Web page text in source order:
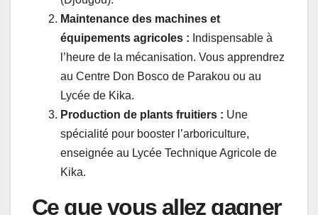
Maintenance des machines et
équipements agricoles : Indispensable à
l’heure de la mécanisation. Vous apprendrez
au Centre Don Bosco de Parakou ou au
Lycée de Kika.
Production de plants fruitiers : Une
spécialité pour booster l’arboriculture,
enseignée au Lycée Technique Agricole de
Kika.
Ce que vous allez gagner